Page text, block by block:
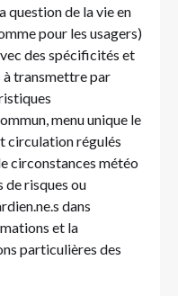
question de la vie en
pour les usagers)
des spécificités et
à transmettre par
menu unique le
circulation régulés
circonstances météo
risques ou
dans
et la
particulières des